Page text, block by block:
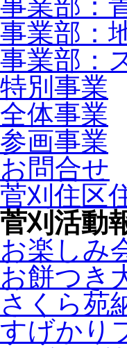
事業部：
事業部：
特別事業
全体事業
参画事業
お問合せ
菅刈住区
菅刈活動
お楽しみ
お餅つき
さくら苑
すげかり